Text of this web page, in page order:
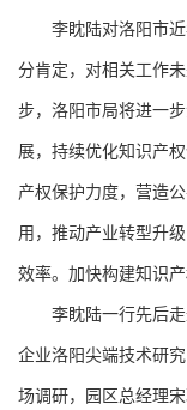
李眈陆对洛阳市
分肯定，对相关工作
步，洛阳市局将进一
展，持续优化知识产
产权保护力度，营造
用，推动产业转型升
效率。加快构建知识
李眈陆一行先后
企业洛阳尖端技术研
场调研，园区总经理宋